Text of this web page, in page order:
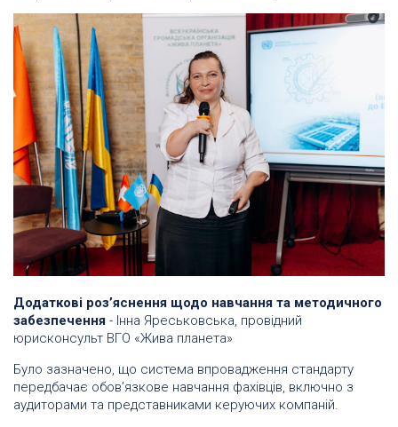
Додаткові роз’яснення щодо навчання та методичного
забезпечення - Інна Яреськовська, провідний
юрисконсульт ВГО «Жива планета»
Було зазначено, що система впровадження стандарту
передбачає обов’язкове навчання фахівців, включно з
аудиторами та представниками керуючих компаній.